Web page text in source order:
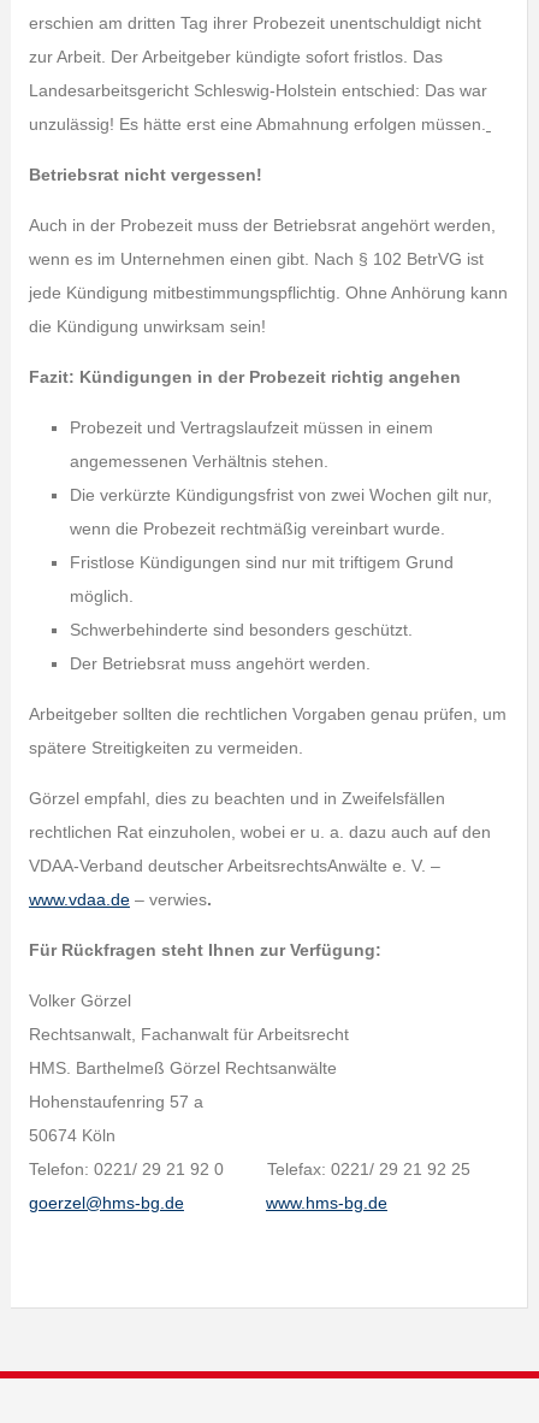
erschien am dritten Tag ihrer Probezeit unentschuldigt nicht
zur Arbeit. Der Arbeitgeber kündigte sofort fristlos. Das
Landesarbeitsgericht Schleswig-Holstein entschied: Das war
unzulässig! Es hätte erst eine Abmahnung erfolgen müssen.
Betriebsrat nicht vergessen!
Auch in der Probezeit muss der Betriebsrat angehört werden,
wenn es im Unternehmen einen gibt. Nach § 102 BetrVG ist
jede Kündigung mitbestimmungspflichtig. Ohne Anhörung kann
die Kündigung unwirksam sein!
Fazit: Kündigungen in der Probezeit richtig angehen
Probezeit und Vertragslaufzeit müssen in einem
angemessenen Verhältnis stehen.
Die verkürzte Kündigungsfrist von zwei Wochen gilt nur,
wenn die Probezeit rechtmäßig vereinbart wurde.
Fristlose Kündigungen sind nur mit triftigem Grund
möglich.
Schwerbehinderte sind besonders geschützt.
Der Betriebsrat muss angehört werden.
Arbeitgeber sollten die rechtlichen Vorgaben genau prüfen, um
spätere Streitigkeiten zu vermeiden.
Görzel empfahl, dies zu beachten und in Zweifelsfällen
rechtlichen Rat einzuholen, wobei er u. a. dazu auch auf den
VDAA-Verband deutscher ArbeitsrechtsAnwälte e. V. –
www.vdaa.de– verwies.
Für Rückfragen steht Ihnen zur Verfügung:
Volker Görzel
Rechtsanwalt, Fachanwalt für Arbeitsrecht
HMS. Barthelmeß Görzel Rechtsanwälte
Hohenstaufenring 57 a
50674 Köln
Telefon: 0221/ 29 21 92 0 Telefax: 0221/ 29 21 92 25
goerzel@hms-bg.de
www.hms-bg.de